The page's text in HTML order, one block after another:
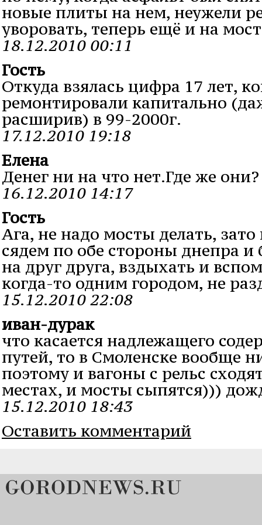
новые плиты на нем, неужели
уворовать, теперь ещё и на
18.12.2010 00:11
Гость
Откуда взялась цифра 17 лет,
ремонтировали капитально
расширив) в 99-2000г.
17.12.2010 19:18
Елена
Денег ни на что нет.Где же они?
16.12.2010 14:17
Гость
Ага, не надо мосты делать,
сядем по обе стороны днепра и
на друг друга, вздыхать и
когда-то одним городом, не
15.12.2010 22:08
иван-дурак
что касается надлежащего
путей, то в Смоленске вообще
поэтому и вагоны с рельс
местах, и мосты сыпятся)))
15.12.2010 18:43
Оставить комментарий